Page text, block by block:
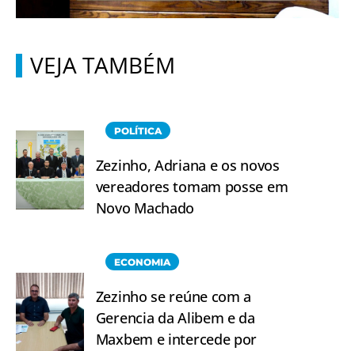
VEJA TAMBÉM
POLÍTICA
Zezinho, Adriana e os novos
vereadores tomam posse em
Novo Machado
ECONOMIA
Zezinho se reúne com a
Gerencia da Alibem e da
Maxbem e intercede por